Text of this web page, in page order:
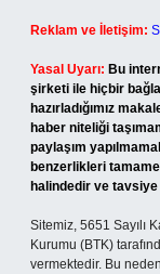
Reklam ve İletişim:
Yasal Uyarı: Bu
şirketi ile hiçbir
hazırladığımız
haber niteliği
paylaşım
benzerlikleri
halindedir ve
Sitemiz, 5651 Sayılı
Kurumu (BTK)
vermektedir. Bu